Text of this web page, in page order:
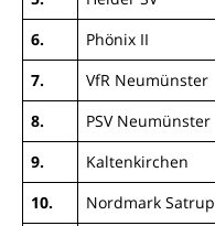
6.
Phönix II
7.
VfR Neumünster
8.
PSV Neumünster
9.
Kaltenkirchen
10.
Nordmark Satrup